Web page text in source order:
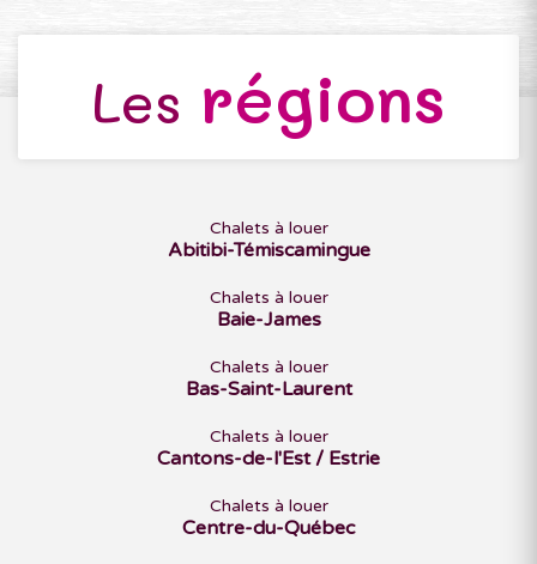
Les régions
Chalets à louer
Abitibi-Témiscamingue
Chalets à louer
Baie-James
Chalets à louer
Bas-Saint-Laurent
Chalets à louer
Cantons-de-l'Est / Estrie
Chalets à louer
Centre-du-Québec